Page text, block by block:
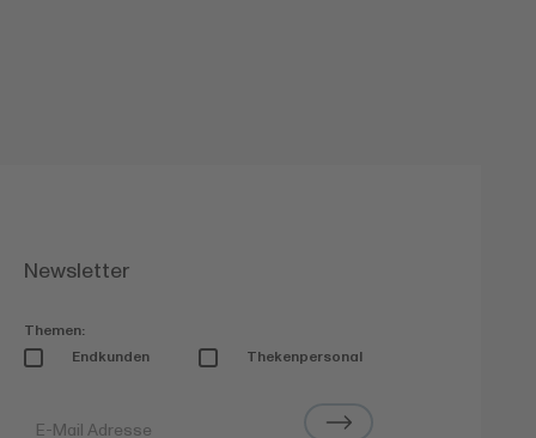
Newsletter
Themen:
Endkunden
Thekenpersonal